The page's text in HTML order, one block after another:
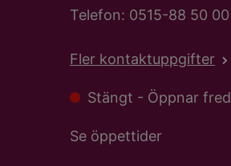
Telefon: 0515-88 50 00
Fler kontaktuppgifter
Stängt - Öppnar
Se öppettider